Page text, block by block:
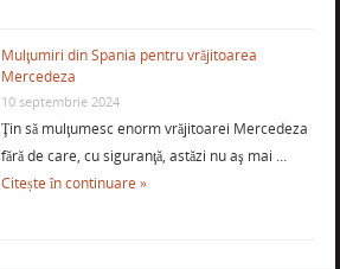
Mulţumiri din Spania pentru vrăjitoarea
Mercedeza
10 septembrie 2024
Ţin să mulţumesc enorm vrăjitoarei Mercedeza
fără de care, cu siguranţă, astăzi nu aş mai …
Citește în continuare »